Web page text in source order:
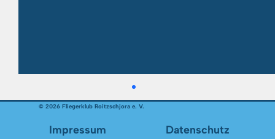
© 2026 Fliegerklub Roitzschjora e. V.
Impressum Datenschutz